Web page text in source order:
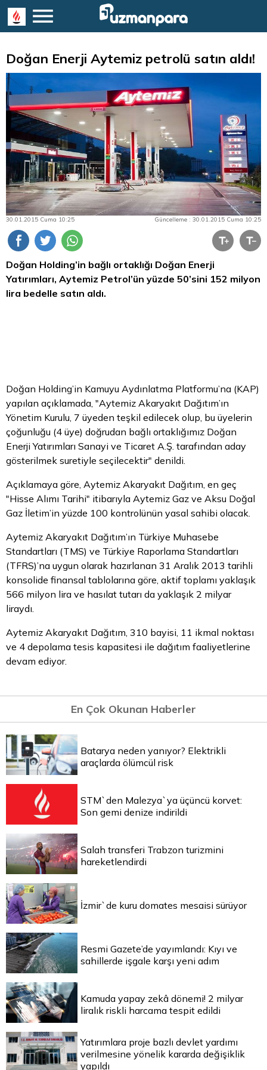
Doğan Enerji Aytemiz petrolü satın aldı!
30.01.2015 Cuma 10:25 Güncelleme : 30.01.2015 Cuma 10:25
Doğan Holding’in bağlı ortaklığı Doğan Enerji
Yatırımları, Aytemiz Petrol’ün yüzde 50’sini 152 milyon
lira bedelle satın aldı.
Doğan Holding’in Kamuyu Aydınlatma Platformu’na (KAP)
yapılan açıklamada, "Aytemiz Akaryakıt Dağıtım’ın
Yönetim Kurulu, 7 üyeden teşkil edilecek olup, bu üyelerin
çoğunluğu (4 üye) doğrudan bağlı ortaklığımız Doğan
Enerji Yatırımları Sanayi ve Ticaret A.Ş. tarafından aday
gösterilmek suretiyle seçilecektir" denildi.
Açıklamaya göre, Aytemiz Akaryakıt Dağıtım, en geç
"Hisse Alımı Tarihi" itibarıyla Aytemiz Gaz ve Aksu Doğal
Gaz İletim’in yüzde 100 kontrolünün yasal sahibi olacak.
Aytemiz Akaryakıt Dağıtım’ın Türkiye Muhasebe
Standartları (TMS) ve Türkiye Raporlama Standartları
(TFRS)’na uygun olarak hazırlanan 31 Aralık 2013 tarihli
konsolide finansal tablolarına göre, aktif toplamı yaklaşık
566 milyon lira ve hasılat tutarı da yaklaşık 2 milyar
liraydı.
Aytemiz Akaryakıt Dağıtım, 310 bayisi, 11 ikmal noktası
ve 4 depolama tesis kapasitesi ile dağıtım faaliyetlerine
devam ediyor.
En Çok Okunan Haberler
Batarya neden yanıyor? Elektrikli
araçlarda ölümcül risk
STM`den Malezya`ya üçüncü korvet:
Son gemi denize indirildi
Salah transferi Trabzon turizmini
hareketlendirdi
İzmir`de kuru domates mesaisi sürüyor
Resmi Gazete’de yayımlandı: Kıyı ve
sahillerde işgale karşı yeni adım
Kamuda yapay zekâ dönemi! 2 milyar
liralık riskli harcama tespit edildi
Yatırımlara proje bazlı devlet yardımı
verilmesine yönelik kararda değişiklik
yapıldı